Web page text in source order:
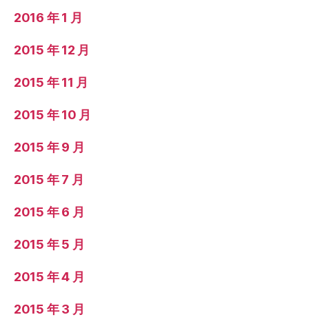
2016 年 1 月
2015 年 12 月
2015 年 11 月
2015 年 10 月
2015 年 9 月
2015 年 7 月
2015 年 6 月
2015 年 5 月
2015 年 4 月
2015 年 3 月